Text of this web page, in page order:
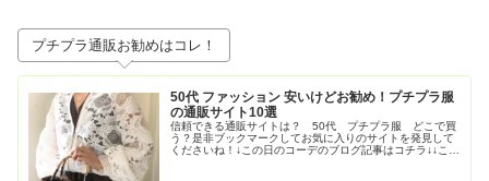
プチプラ通販お勧めはコレ！
50代 ファッション 安いけどお勧め！プチプラ服
の通販サイト10選
信頼できる通販サイトは？ 50代 プチプラ服 どこで買
う？是非ブックマークしてお気に入りのサイトを発見して
くださいね！↓この日のコーデのブログ記事はコチラ↓↓この